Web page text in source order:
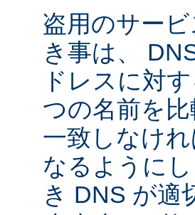
盗用のサー
き事は、
ドレスに対
つの名前を
一致しなけ
なるように
き DNS が適